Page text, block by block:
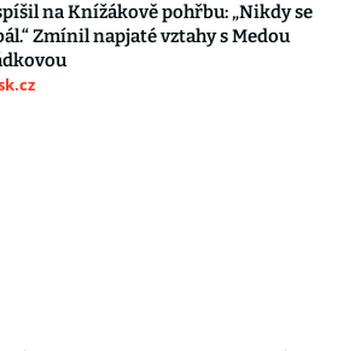
na Knížákově pohřbu: „Nikdy se
Zmínil napjaté vztahy s Medou